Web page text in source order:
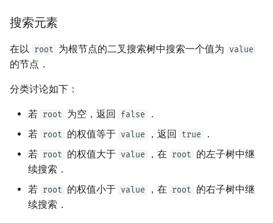
搜索元素
在以 root 为根节点的二叉搜索树中搜索一个值为 value
的节点．
分类讨论如下：
若 root 为空，返回 false
．
若 root 的权值等于 value ，返回 true
．
若 root 的权值大于 value ，在 root 的左子树中继
续搜索．
若 root 的权值小于 value ，在 root 的右子树中继
续搜索．